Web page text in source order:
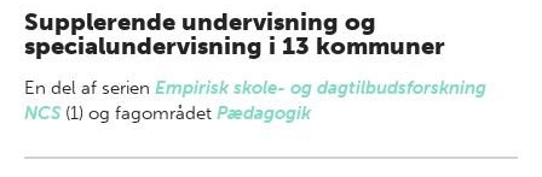
Supplerende undervisning og
specialundervisning i 13 kommuner
En del af serien Empirisk skole- og dagtilbudsforskning
NCS (1) og fagområdet Pædagogik